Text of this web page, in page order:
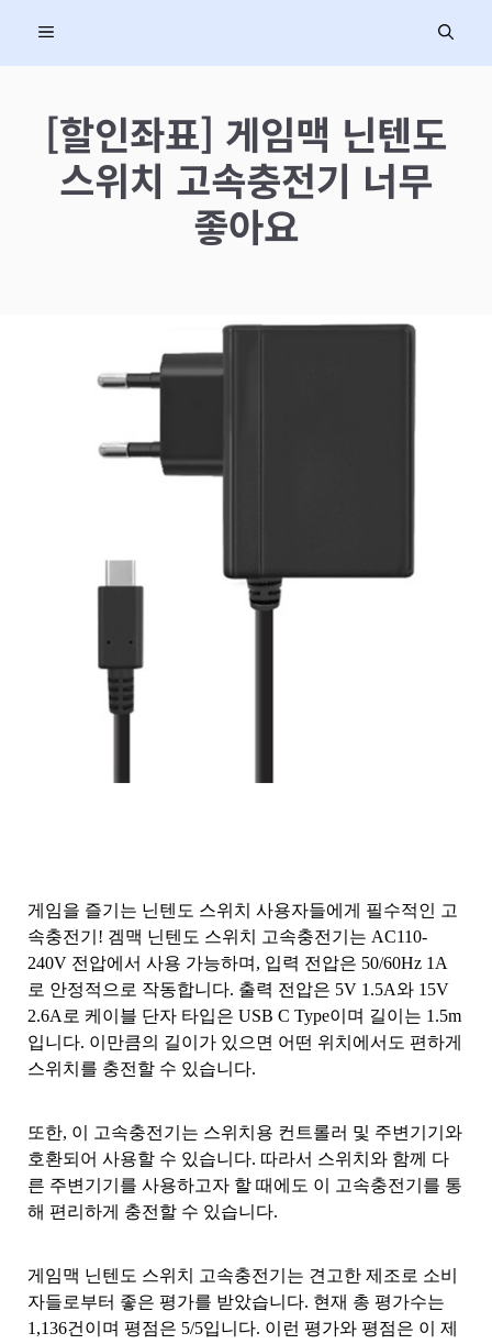
MENU
[할인좌표] 게임맥 닌텐도
스위치 고속충전기 너무
좋아요
게임을 즐기는 닌텐도 스위치 사용자들에게 필수적인 고
속충전기! 겜맥 닌텐도 스위치 고속충전기는 AC110-
240V 전압에서 사용 가능하며, 입력 전압은 50/60Hz 1A
로 안정적으로 작동합니다. 출력 전압은 5V 1.5A와 15V
2.6A로 케이블 단자 타입은 USB C Type이며 길이는 1.5m
입니다. 이만큼의 길이가 있으면 어떤 위치에서도 편하게
스위치를 충전할 수 있습니다.
또한, 이 고속충전기는 스위치용 컨트롤러 및 주변기기와
호환되어 사용할 수 있습니다. 따라서 스위치와 함께 다
른 주변기기를 사용하고자 할 때에도 이 고속충전기를 통
해 편리하게 충전할 수 있습니다.
게임맥 닌텐도 스위치 고속충전기는 견고한 제조로 소비
자들로부터 좋은 평가를 받았습니다. 현재 총 평가수는
1,136건이며 평점은 5/5입니다. 이런 평가와 평점은 이 제